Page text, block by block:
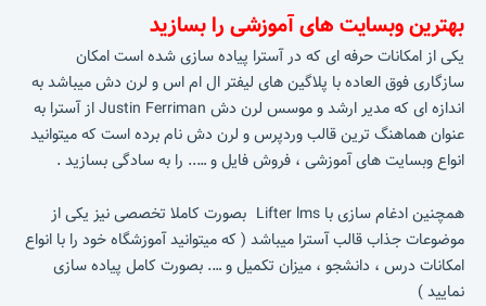
بهترین وبسایت های آموزشی را بسازید
یکی از امکانات حرفه ای که در آسترا پیاده سازی شده است امکان
سازگاری فوق العاده با پلاگین های لیفتر ال ام اس و لرن دش میباشد به
اندازه ای که مدیر ارشد و موسس لرن دش Justin Ferriman از آسترا به
عنوان هماهنگ ترین قالب وردپرس و لرن دش نام برده است که میتوانید
انواع وبسایت های آموزشی ، فروش فایل و ….. را به سادگی بسازید .
همچنین ادغام سازی با Lifter lms بصورت کاملا تخصصی نیز یکی از
موضوعات جذاب قالب آسترا میباشد ( که میتوانید آموزشگاه خود را با انواع
امکانات درس ، دانشجو ، میزان تکمیل و …. بصورت کامل پیاده سازی
نمایید )